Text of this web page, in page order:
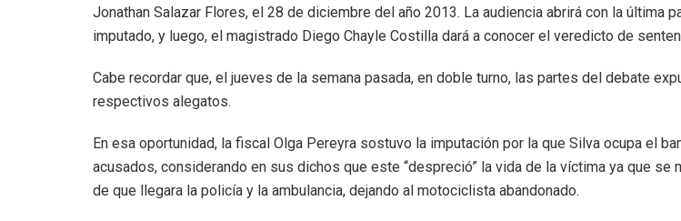
Jonathan Salazar Flores, el 28 de diciembre del año 2013. La audiencia abrirá con la última
imputado, y luego, el magistrado Diego Chayle Costilla dará a conocer el veredicto de
Cabe recordar que, el jueves de la semana pasada, en doble turno, las partes del debate
respectivos alegatos.
En esa oportunidad, la fiscal Olga Pereyra sostuvo la imputación por la que Silva ocupa el
acusados, considerando en sus dichos que este “despreció” la vida de la víctima ya que se
de que llegara la policía y la ambulancia, dejando al motociclista abandonado.